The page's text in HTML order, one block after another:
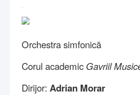
Orchestra simfonică
Corul academic Gavriil
Dirijor: Adrian Morar